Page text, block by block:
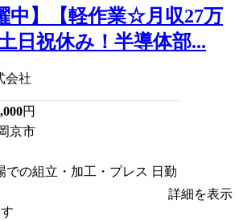
中】【軽作業☆月収27万
日祝休み！半導体部...
会社
円
京市
での組立・加工・プレス 日勤
詳細を表示